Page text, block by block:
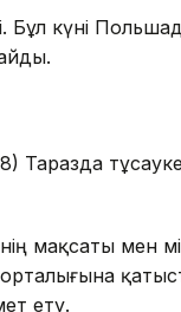
күні
Таразда
мақсаты мен
ету.